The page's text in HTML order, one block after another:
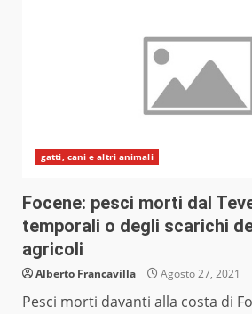
gatti, cani e altri animali
Focene: pesci morti dal
temporali o degli scarichi
agricoli
Alberto Francavilla Agosto 27, 2021
Pesci morti davanti alla costa di